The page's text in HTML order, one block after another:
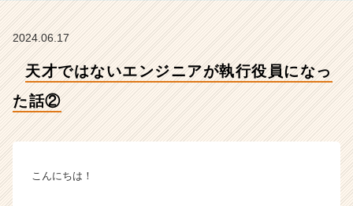
の
ラ
2024.06.17
天才ではないエンジニアが執行役員になっ
た話②
こんにちは！